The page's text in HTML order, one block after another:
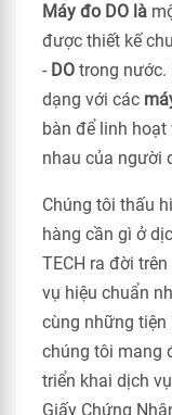
Máy đo DO là
được thiết kế
- DO trong nước.
dạng với các
bàn để linh
nhau của người
Chúng tôi thấu
hàng cần gì ở
TECH ra đời
vụ hiệu chuẩn
cùng những tiện
chúng tôi mang
triển khai dịch
Giấy Chứng